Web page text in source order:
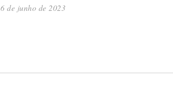
6 de junho de 2023